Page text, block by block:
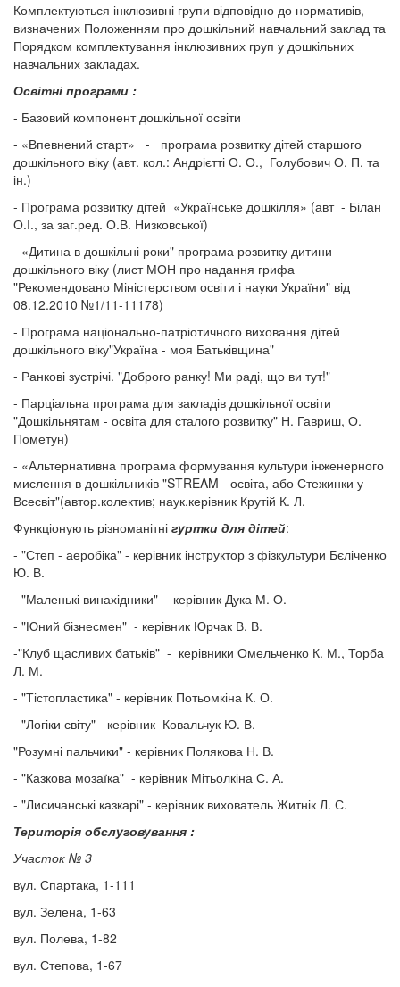
Комплектуються інклюзивні групи відповідно до нормативів,
визначених Положенням про дошкільний навчальний заклад та
Порядком комплектування інклюзивних груп у дошкільних
навчальних закладах.
Освітні програми :
- Базовий компонент дошкільної освіти ​​
- «Впевнений старт» - програма розвитку дітей старшого
дошкільного віку (авт. кол.: Андрієтті О. О., Голубович О. П. та
ін.) ​​
- Програма розвитку дітей «Українське дошкілля» (авт - Білан
О.І., за заг.ред. О.В. Низковської)​​
- «Дитина в дошкільні роки" програма розвитку дитини
дошкільного віку (лист МОН про надання грифа
"Рекомендовано Міністерством освіти і науки України" від
08.12.2010 №1/11-11178)
- Програма національно-патріотичного виховання дітей
дошкільного віку"Україна - моя Батьківщина"
- Ранкові зустрічі. "Доброго ранку! Ми раді, що ви тут!"
- Парціальна програма для закладів дошкільної освіти
"Дошкільнятам - освіта для сталого розвитку" Н. Гавриш, О.
Пометун)
- «Альтернативна програма формування культури інженерного
мислення в дошкільників "STREAM - освіта, або Стежинки у
Всесвіт"(автор.колектив; наук.керівник Крутій К. Л.
Функціонують різноманітні гуртки для дітей:
​- "Степ - аеробіка" - керівник інструктор з фізкультури Бєліченко
Ю. В.
- "Маленькі винахідники" - керівник Дука М. О.
- "Юний бізнесмен" - керівник Юрчак В. В.
-"Клуб щасливих батьків" - керівники Омельченко К. М., Торба
Л. М.
- "Тістопластика" - керівник Потьомкіна К. О.
- "Логіки світу" - керівник Ковальчук Ю. В.
"Розумні пальчики" - керівник Полякова Н. В.
- "Казкова мозаїка" - керівник Мітьолкіна С. А.
- "Лисичанські казкарі" - керівник вихователь Житнік Л. С.
Територія обслуговування :
Участок № 3
​вул. Спартака, 1-111
вул. Зелена, 1-63
вул. Полева, 1-82
вул. Степова, 1-67